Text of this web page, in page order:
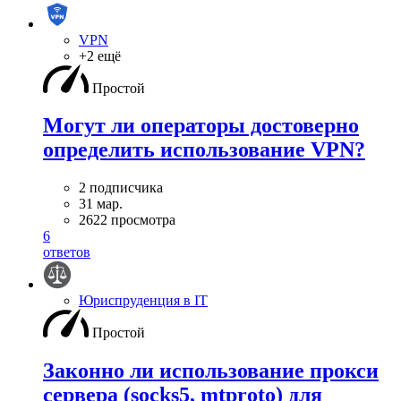
VPN
+2 ещё
Простой
Могут ли операторы достоверно
определить использование VPN?
2 подписчика
31 мар.
2622 просмотра
6
ответов
Юриспруденция в IT
Простой
Законно ли использование прокси
сервера (socks5, mtproto) для